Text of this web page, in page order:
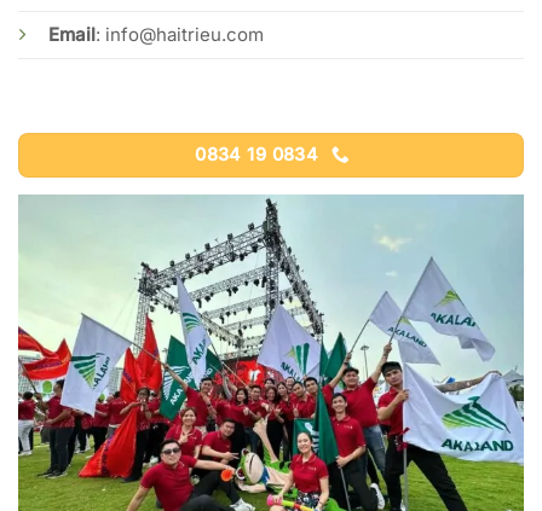
Email: info@haitrieu.com
0834 19 0834